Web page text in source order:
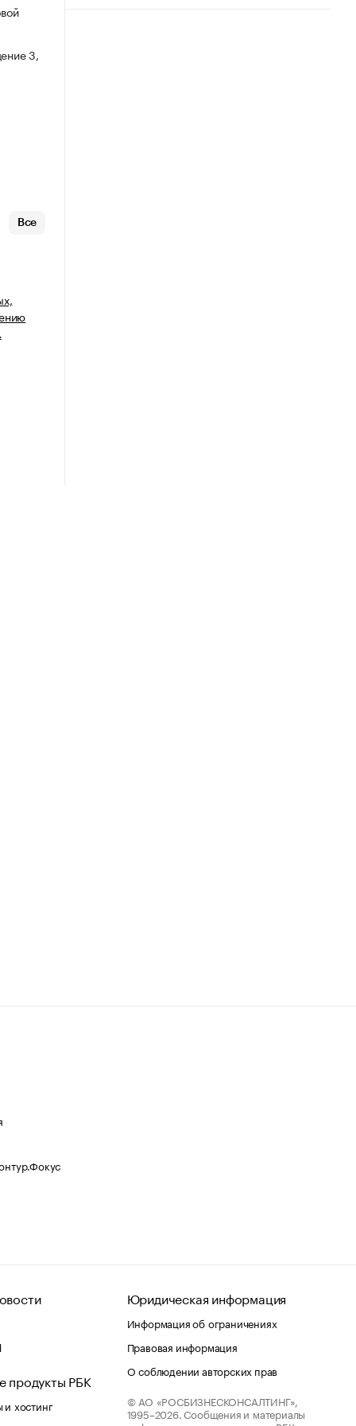
3,
Все
продукты РБК
хостинг
Юридическая информация
Информация об ограничениях
Правовая информация
О соблюдении авторских прав
© АО «РОСБИЗНЕСКОНСАЛТИНГ»,
1995–2026. Сообщения и материалы